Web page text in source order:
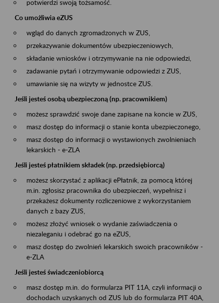
potwierdzi swoją tożsamość.
Co umożliwia eZUS
wgląd do danych zgromadzonych w ZUS,
przekazywanie dokumentów ubezpieczeniowych,
składanie wniosków i otrzymywanie na nie odpowiedzi,
zadawanie pytań i otrzymywanie odpowiedzi z ZUS,
umawianie się na wizyty w jednostce ZUS.
Jeśli jesteś osobą ubezpieczoną (np. pracownikiem)
możesz sprawdzić swoje dane zapisane na koncie w ZUS,
masz dostęp do informacji o stanie konta ubezpieczonego,
masz dostęp do informacji o wystawionych zwolnieniach
lekarskich - e-ZLA
Jeśli jesteś płatnikiem składek (np. przedsiębiorcą)
możesz skorzystać z aplikacji ePłatnik, za pomocą której
m.in. zgłosisz pracownika do ubezpieczeń, wypełnisz i
przekażesz dokumenty rozliczeniowe z wykorzystaniem
danych z bazy ZUS,
możesz złożyć wniosek o wydanie zaświadczenia o
niezaleganiu i odebrać go na eZUS,
masz dostęp do zwolnień lekarskich swoich pracowników -
e-ZLA
Jeśli jesteś świadczeniobiorcą
masz dostęp m.in. do formularza PIT 11A, czyli informacji o
dochodach uzyskanych od ZUS lub do formularza PIT 40A,